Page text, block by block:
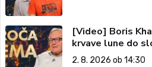
[Video] Boris
krvave lune do
vesolju (Vroča
2. 8. 2026 ob 14:30